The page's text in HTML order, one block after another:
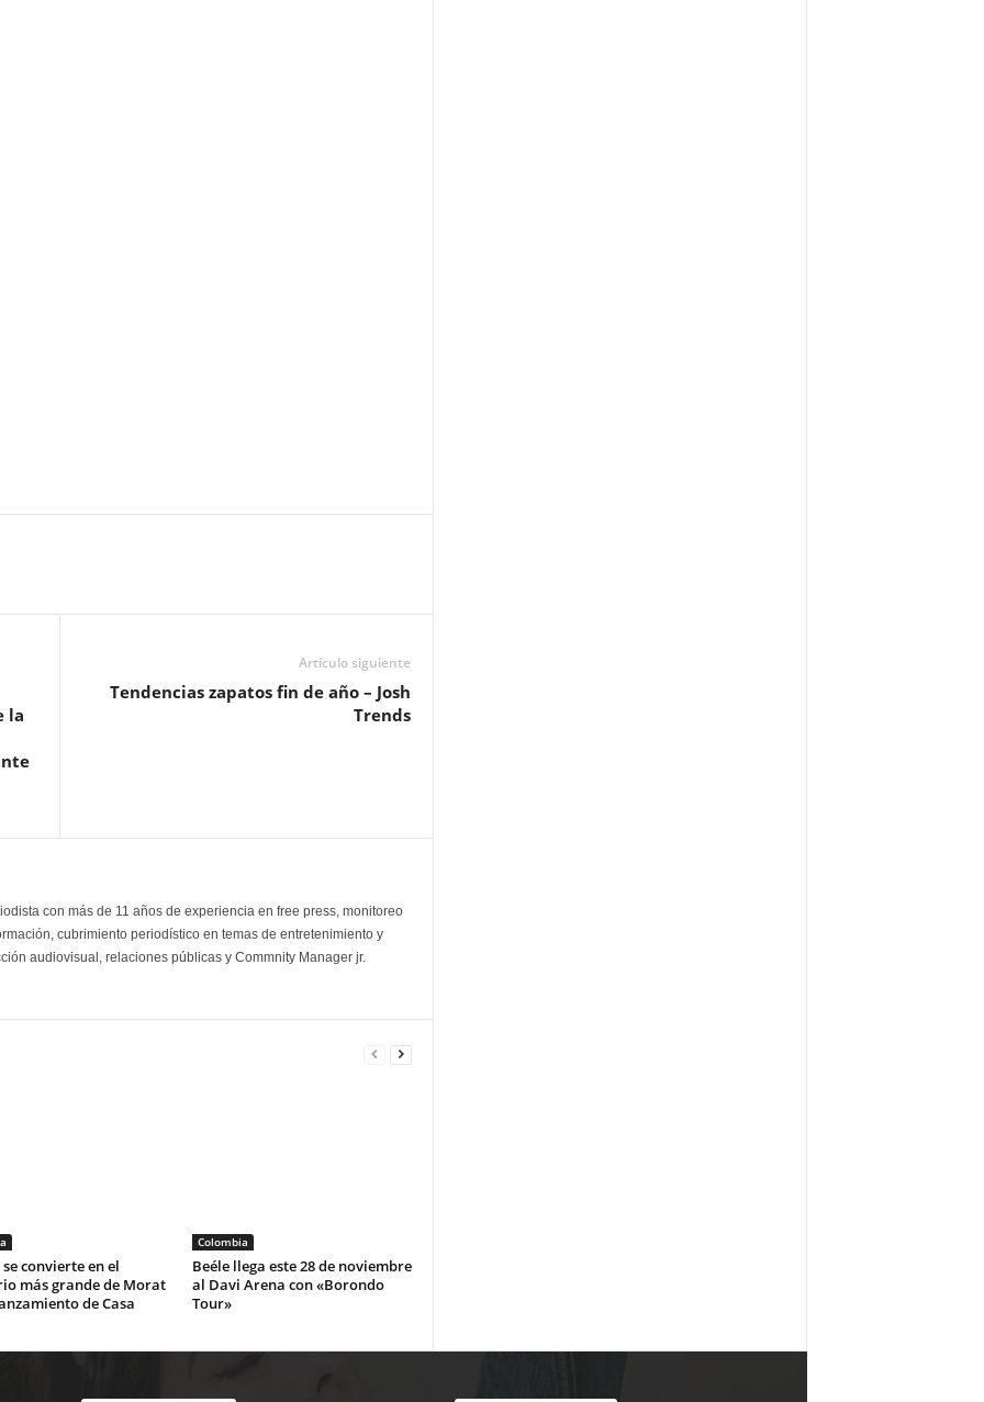
la
Artículo siguiente
Tendencias zapatos fin de año – Josh
Trends
con más de 11 años de experiencia en free press, monitoreo
cubrimiento periodístico en temas de entretenimiento y
audiovisual, relaciones públicas y Commnity Manager jr.
convierte en el
más grande de Morat
de Casa
Colombia
Beéle llega este 28 de noviembre
al Davi Arena con «Borondo
Tour»